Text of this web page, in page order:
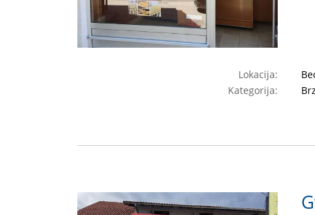
Lokacija:
Kategorija: